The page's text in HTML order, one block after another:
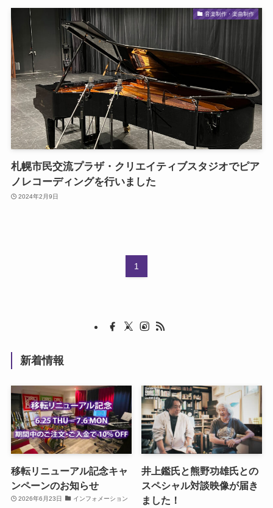
音楽制作・楽曲制作
札幌市民交流プラザ・クリエイティブスタジオでピア
ノレコーディングを行いました
2024年2月9日
1
新着情報
移転リニューアル記念キャ
ンペーンのお知らせ
2026年6月23日 インフォメーション
井上鑑氏と熊野功雄氏との
スペシャル対談映像が届き
ました！